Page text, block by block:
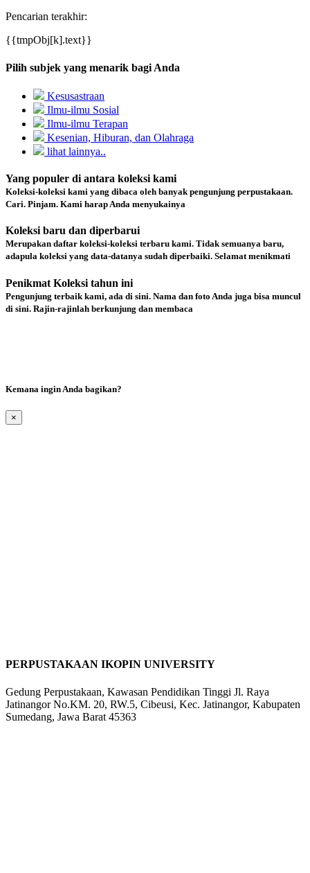
Pencarian terakhir:
{{tmpObj[k].text}}
Pilih subjek yang menarik bagi Anda
Kesusastraan
Ilmu-ilmu Sosial
Ilmu-ilmu Terapan
Kesenian, Hiburan, dan Olahraga
lihat lainnya..
Yang populer di antara koleksi kami
Koleksi-koleksi kami yang dibaca oleh banyak pengunjung perpustakaan.
Cari. Pinjam. Kami harap Anda menyukainya
Koleksi baru dan diperbarui
Merupakan daftar koleksi-koleksi terbaru kami. Tidak semuanya baru,
adapula koleksi yang data-datanya sudah diperbaiki. Selamat menikmati
Penikmat Koleksi tahun ini
Pengunjung terbaik kami, ada di sini. Nama dan foto Anda juga bisa muncul
di sini. Rajin-rajinlah berkunjung dan membaca
PERPUSTAKAAN IKOPIN UNIVERSITY
Gedung Perpustakaan, Kawasan Pendidikan Tinggi Jl. Raya
Jatinangor No.KM. 20, RW.5, Cibeusi, Kec. Jatinangor, Kabupaten
Sumedang, Jawa Barat 45363
Kemana ingin Anda bagikan?
×